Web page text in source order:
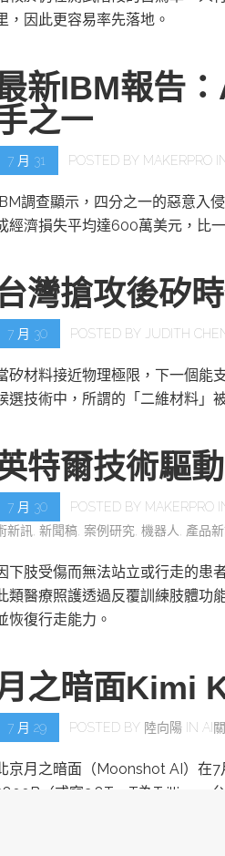
，因此更容易率先落地。
新IBM報告
之一
7 月 31 POSTED BY MAKERPRO
調查顯示，四分之一的惡意入
經濟損失平均達600萬美元，比
灣搶攻後矽
7 月 30 POSTED BY JUDITH
矽材料接近物理極限，下一個能
選技術中，所謂的「二維材料」
特爾技術驅
7 月 30 POSTED BY MAKERPRO
新訊 新聞稿 案例研究 機器人 產品
下肢受傷而無法站立或行走的患
類醫療照護透過反覆訓練肢體功
恢復行走能力。
之暗面Kimi
7 月 29 POSTED BY 陸向陽 IN AI
京月之暗面（Moonshot AI）在
（或寫2.8T，T為Trillion，